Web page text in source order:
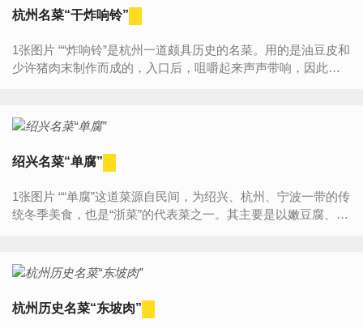
杭州名菜“干炸响铃”
1张图片 ““炸响铃”是杭州一道颇具历史的名菜。用的是油豆皮和
少许猪肉末制作而成的，入口后，咀嚼起来声声带响，因此得
绍兴名菜“单腐”
1张图片 ““单腐”这道菜源自民间，为绍兴、杭州、宁波一带的传
统冬季美食，也是“浙菜”的代表菜之一。其主要是以嫩豆腐、猪
杭州历史名菜“东坡肉”